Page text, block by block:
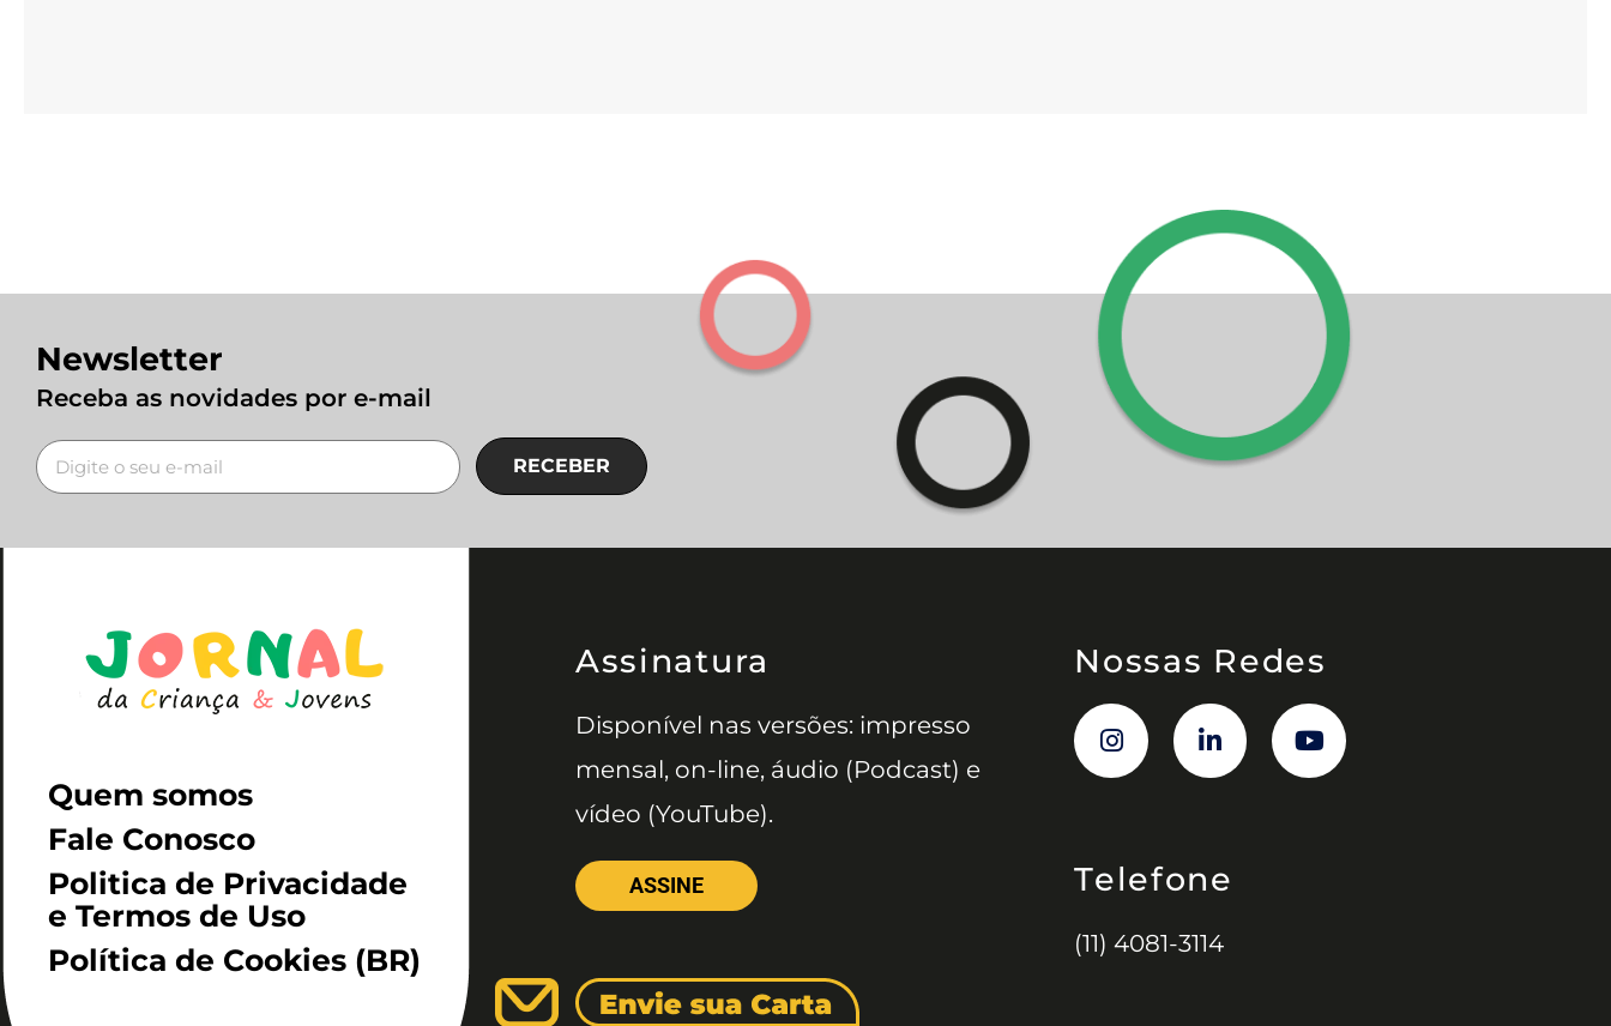
Newsletter
Receba as novidades por e-mail
RECEBER
Quem somos
Fale Conosco
Politica de Privacidade
e Termos de Uso
Política de Cookies (BR)
Assinatura
Disponível nas versões: impresso
mensal, on-line, áudio (Podcast) e
vídeo (YouTube).
ASSINE
Nossas Redes
Telefone
(11) 4081-3114